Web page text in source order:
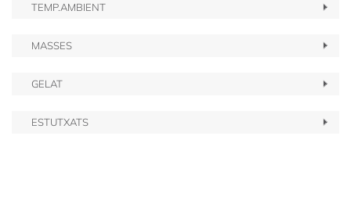
TEMP.AMBIENT
MASSES
GELAT
ESTUTXATS